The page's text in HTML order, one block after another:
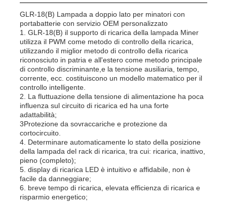
Chi siamo
Fatory Tour
Controllo di qualità
notizie
Richiedere un preventivo
Lampade per miniere a LED
Lampada per cappuccio da miniera senza fili
GLR-18(B) Lampada a doppio lato per minatori con
portabatterie con servizio OEM personalizzato
1. GLR-18(B) il supporto di ricarica della lampada Miner
utilizza il PWM come metodo di controllo della ricarica,
utilizzando il miglior metodo di controllo della ricarica
riconosciuto in patria e all'estero come metodo principale
di controllo discriminante,e la tensione ausiliaria, tempo,
corrente, ecc. costituiscono un modello matematico per il
controllo intelligente.
2. La fluttuazione della tensione di alimentazione ha poca
influenza sul circuito di ricarica ed ha una forte
adattabilità;
3Protezione da sovraccariche e protezione da
cortocircuito.
4. Determinare automaticamente lo stato della posizione
della lampada del rack di ricarica, tra cui: ricarica, inattivo,
pieno (completo);
5. display di ricarica LED è intuitivo e affidabile, non è
facile da danneggiare;
6. breve tempo di ricarica, elevata efficienza di ricarica e
risparmio energetico;